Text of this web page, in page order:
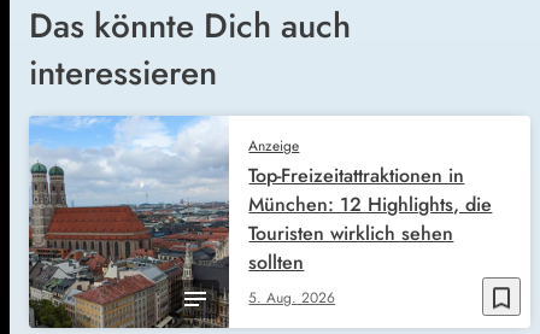
Das könnte Dich auch
interessieren
bookmark_border
Anzeige
5. Aug. 2026
Top-Freizeitattraktionen in
München: 12 Highlights, die
Touristen wirklich sehen
sollten